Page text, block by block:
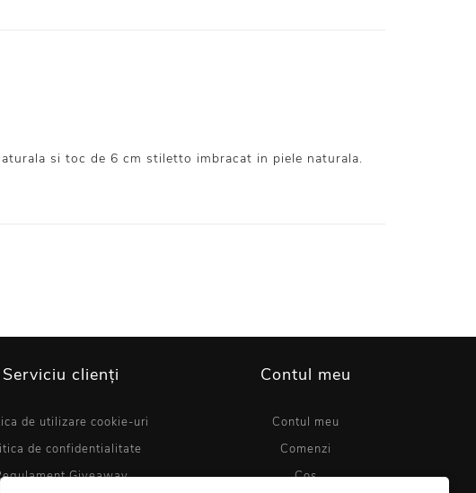
si toc de 6 cm stiletto imbracat in piele naturala.
Serviciu clienți
de utilizare cookie-uri
de confidentialitate
Giveaway
Contul meu
Contul meu
Comenzi
Coș